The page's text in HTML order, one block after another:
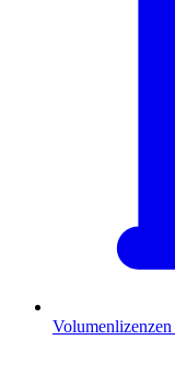
Volumenlizenzen